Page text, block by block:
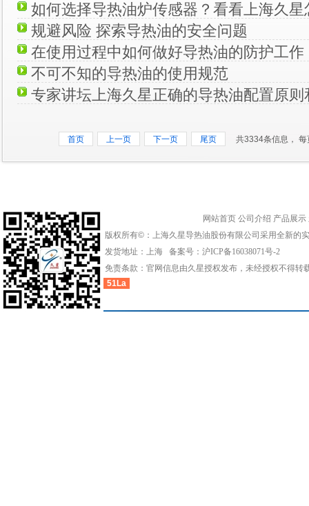
如何选择导热油炉传感器？看看上海久星
规避风险 探索导热油的安全问题
在使用过程中如何做好导热油的防护工作
不可不知的导热油的使用规范
专家讲坛上海久星正确的导热油配置原则
首页 上一页 下一页 尾页 共3334条信息， 每
网站首页 公司介绍 产品展示
版权所有©：上海久星导热油股份有限公司采用全新的
发货地址：上海 备案号： 沪ICP备16038071号-2
免责条款：官网信息由久星授权发布，未经授权不得
51La